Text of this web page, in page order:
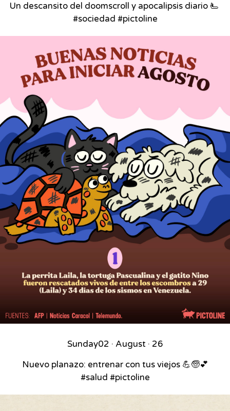
Un descansito del doomscroll y apocalipsis diario 🫷⁣ ⁣
#sociedad #pictoline
Sunday02 · August · 26
Nuevo planazo: entrenar con tus viejos 💪🧓💕
#salud #pictoline